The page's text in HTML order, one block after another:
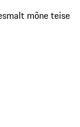
mõne teise